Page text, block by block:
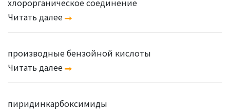
хлорорганическое соединение
Читать далее
производные бензойной кислоты
Читать далее
пиридинкарбоксимиды